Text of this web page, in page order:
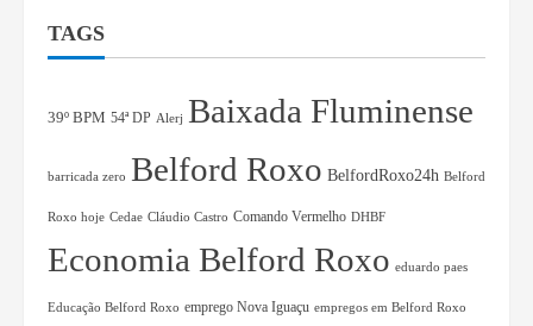
TAGS
39º BPM 54ª DP Alerj Baixada Fluminense
barricada zero Belford Roxo BelfordRoxo24h Belford
Roxo hoje Cedae Cláudio Castro Comando Vermelho DHBF
Economia Belford Roxo eduardo paes
Educação Belford Roxo emprego Nova Iguaçu empregos em Belford Roxo